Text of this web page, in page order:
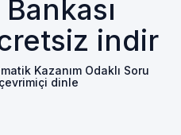
indir
Kazanım Odaklı Soru
dinle